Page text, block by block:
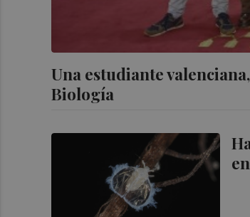
Una estudiante
Biología